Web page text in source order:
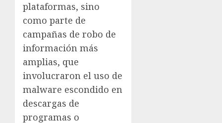
plataformas, sino
como parte de
campañas de robo de
información más
amplias, que
involucraron el uso de
malware escondido en
descargas de
programas o